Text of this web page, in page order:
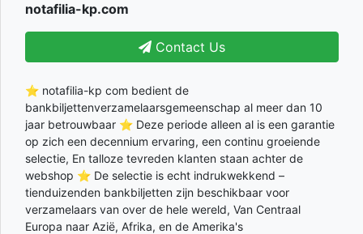
notafilia-kp.com
Contact Us
⭐ notafilia-kp com bedient de
bankbiljettenverzamelaarsgemeenschap al meer dan 10
jaar betrouwbaar ⭐ Deze periode alleen al is een garantie
op zich een decennium ervaring, een continu groeiende
selectie, En talloze tevreden klanten staan achter de
webshop ⭐ De selectie is echt indrukwekkend –
tienduizenden bankbiljetten zijn beschikbaar voor
verzamelaars van over de hele wereld, Van Centraal
Europa naar Azië, Afrika, en de Amerika's